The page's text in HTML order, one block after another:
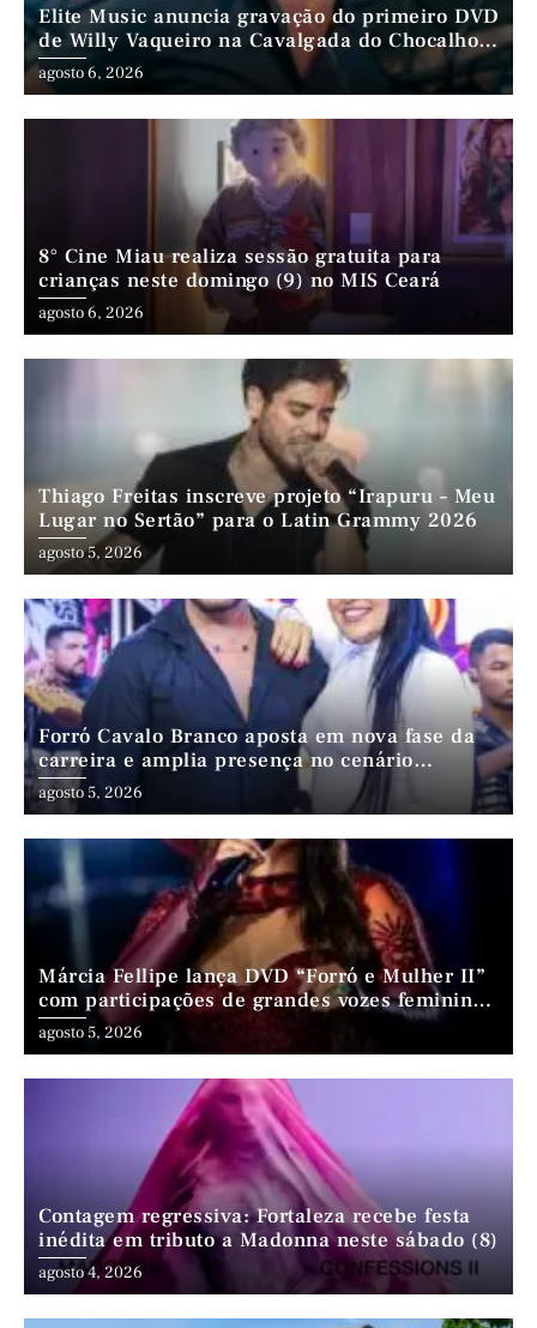
Elite Music anuncia gravação do primeiro DVD
de Willy Vaqueiro na Cavalgada do Chocalho
(PE)
agosto 6, 2026
8° Cine Miau realiza sessão gratuita para
crianças neste domingo (9) no MIS Ceará
agosto 6, 2026
Thiago Freitas inscreve projeto “Irapuru – Meu
Lugar no Sertão” para o Latin Grammy 2026
agosto 5, 2026
Forró Cavalo Branco aposta em nova fase da
carreira e amplia presença no cenário
nordestino
agosto 5, 2026
Márcia Fellipe lança DVD “Forró e Mulher II”
com participações de grandes vozes femininas
do forró
agosto 5, 2026
Contagem regressiva: Fortaleza recebe festa
inédita em tributo a Madonna neste sábado (8)
agosto 4, 2026